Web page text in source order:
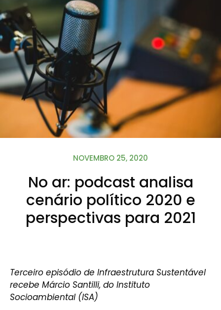
NOVEMBRO 25, 2020
No ar: podcast analisa
cenário político 2020 e
perspectivas para 2021
Terceiro episódio de Infraestrutura Sustentável
recebe Márcio Santilli, do Instituto
Socioambiental (ISA)